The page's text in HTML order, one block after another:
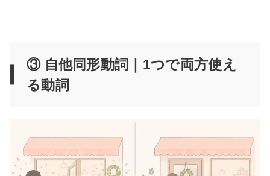
③ 自他同形動詞｜1つで両方使え
る動詞